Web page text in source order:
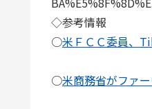
◇参考情報
○米ＦＣＣ委員、
○米商務省がファ